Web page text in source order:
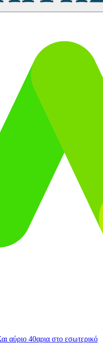
αύριο 40αρια στο εσωτερικό